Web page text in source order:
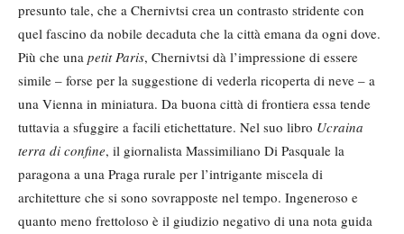
presunto tale, che a Chernivtsi crea un contrasto stridente con
quel fascino da nobile decaduta che la città emana da ogni dove.
Più che una petit Paris, Chernivtsi dà l’impressione di essere
simile – forse per la suggestione di vederla ricoperta di neve – a
una Vienna in miniatura. Da buona città di frontiera essa tende
tuttavia a sfuggire a facili etichettature. Nel suo libro Ucraina
terra di confine, il giornalista Massimiliano Di Pasquale la
paragona a una Praga rurale per l’intrigante miscela di
architetture che si sono sovrapposte nel tempo. Ingeneroso e
quanto meno frettoloso è il giudizio negativo di una nota guida